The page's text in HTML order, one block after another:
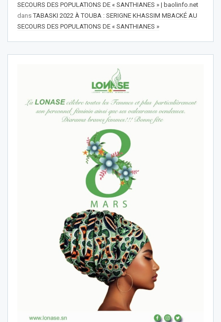
SECOURS DES POPULATIONS DE « SANTHIANES » | baolinfo.net
dansTABASKI 2022 À TOUBA : SERIGNE KHASSIM MBACKÉ AU
SECOURS DES POPULATIONS DE « SANTHIANES »